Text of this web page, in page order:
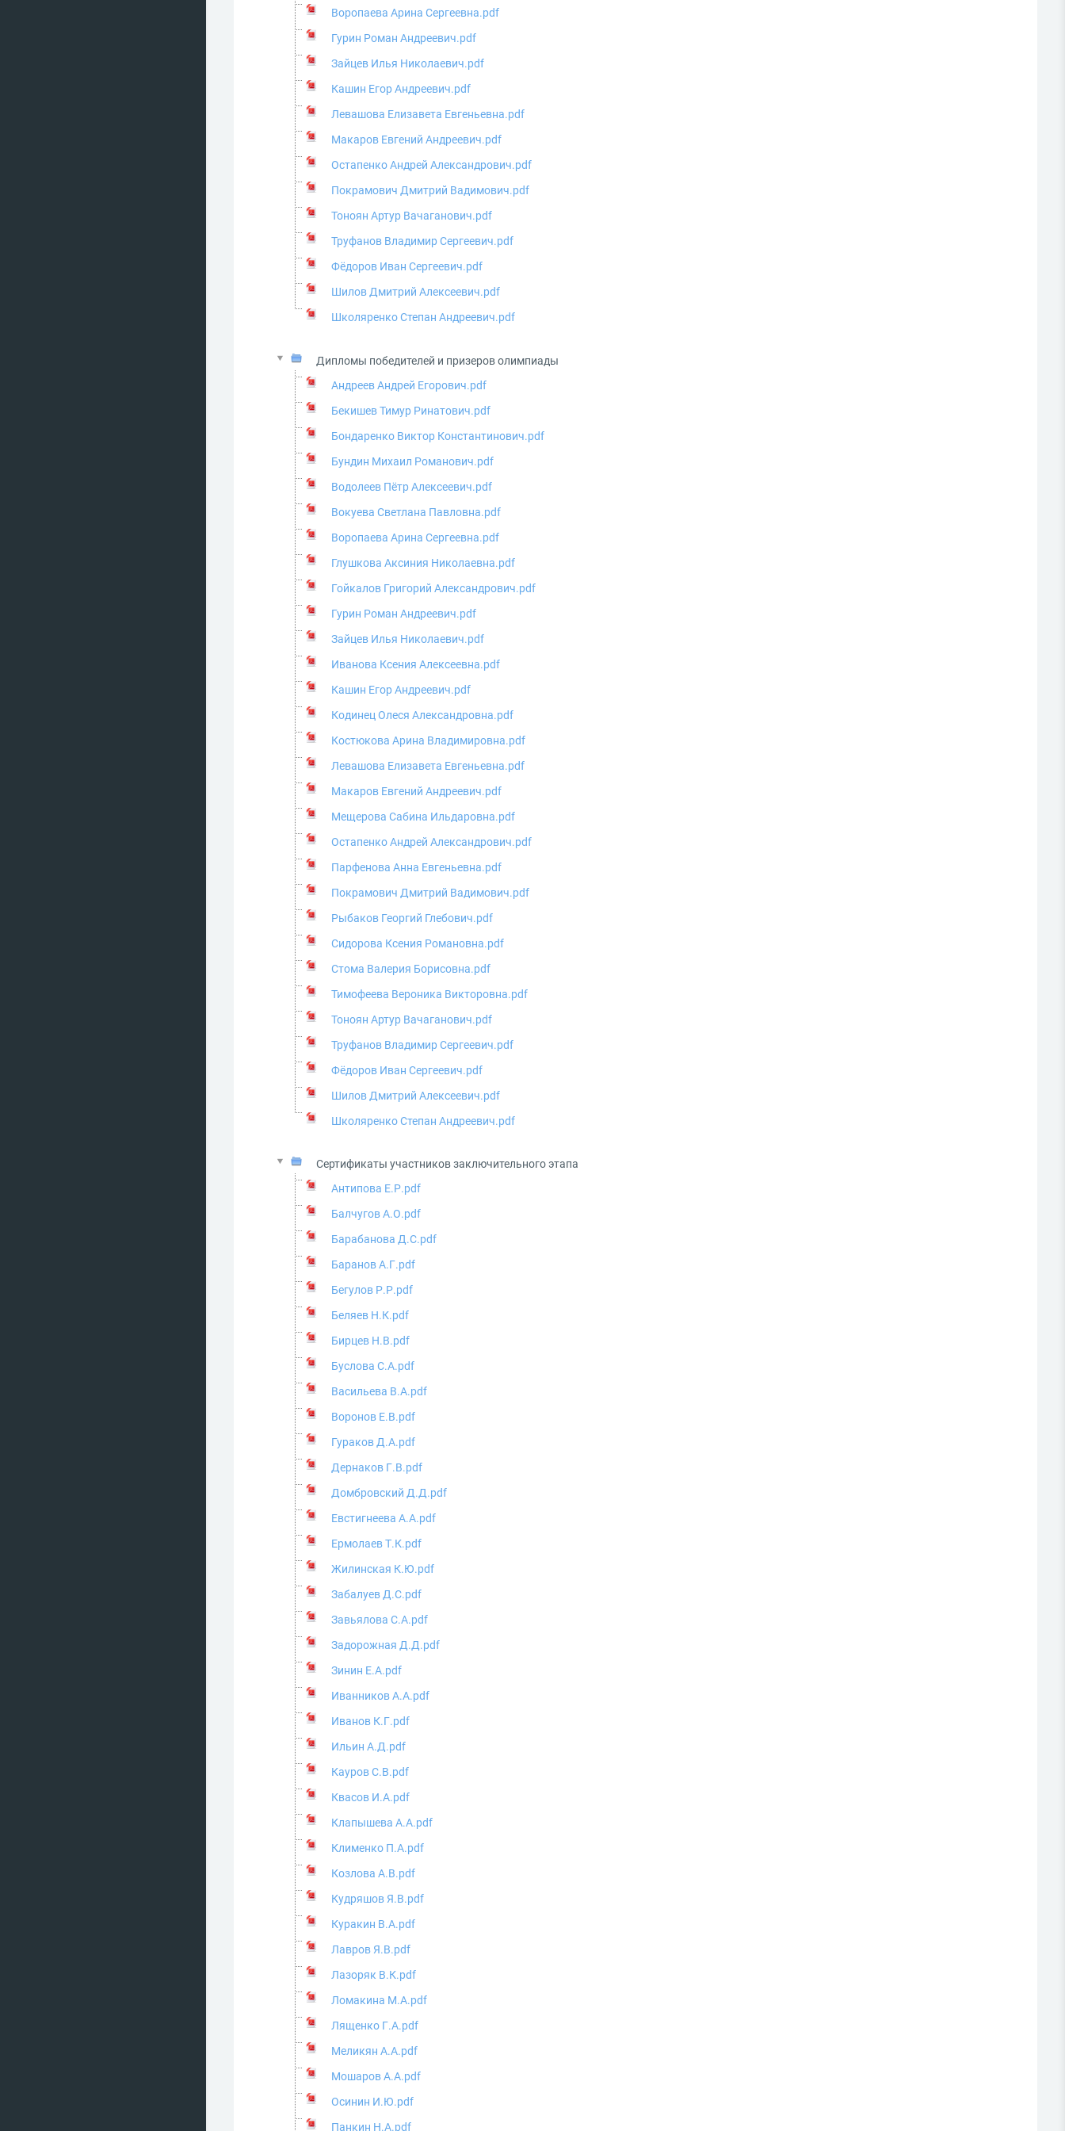
Воропаева Арина Сергеевна.pdf
Гурин Роман Андреевич.pdf
Зайцев Илья Николаевич.pdf
Кашин Егор Андреевич.pdf
Левашова Елизавета Евгеньевна.pdf
Макаров Евгений Андреевич.pdf
Остапенко Андрей Александрович.pdf
Покрамович Дмитрий Вадимович.pdf
Тоноян Артур Вачаганович.pdf
Труфанов Владимир Сергеевич.pdf
Фёдоров Иван Сергеевич.pdf
Шилов Дмитрий Алексеевич.pdf
Школяренко Степан Андреевич.pdf
Дипломы победителей и призеров олимпиады
Андреев Андрей Егорович.pdf
Бекишев Тимур Ринатович.pdf
Бондаренко Виктор Константинович.pdf
Бундин Михаил Романович.pdf
Водолеев Пётр Алексеевич.pdf
Вокуева Светлана Павловна.pdf
Воропаева Арина Сергеевна.pdf
Глушкова Аксиния Николаевна.pdf
Гойкалов Григорий Александрович.pdf
Гурин Роман Андреевич.pdf
Зайцев Илья Николаевич.pdf
Иванова Ксения Алексеевна.pdf
Кашин Егор Андреевич.pdf
Кодинец Олеся Александровна.pdf
Костюкова Арина Владимировна.pdf
Левашова Елизавета Евгеньевна.pdf
Макаров Евгений Андреевич.pdf
Мещерова Сабина Ильдаровна.pdf
Остапенко Андрей Александрович.pdf
Парфенова Анна Евгеньевна.pdf
Покрамович Дмитрий Вадимович.pdf
Рыбаков Георгий Глебович.pdf
Сидорова Ксения Романовна.pdf
Стома Валерия Борисовна.pdf
Тимофеева Вероника Викторовна.pdf
Тоноян Артур Вачаганович.pdf
Труфанов Владимир Сергеевич.pdf
Фёдоров Иван Сергеевич.pdf
Шилов Дмитрий Алексеевич.pdf
Школяренко Степан Андреевич.pdf
Сертификаты участников заключительного этапа
Антипова Е.Р.pdf
Балчугов А.О.pdf
Барабанова Д.С.pdf
Баранов А.Г.pdf
Бегулов Р.Р.pdf
Беляев Н.К.pdf
Бирцев Н.В.pdf
Буслова С.А.pdf
Васильева В.А.pdf
Воронов Е.В.pdf
Гураков Д.А.pdf
Дернаков Г.В.pdf
Домбровский Д.Д.pdf
Евстигнеева А.А.pdf
Ермолаев Т.К.pdf
Жилинская К.Ю.pdf
Забалуев Д.С.pdf
Завьялова С.А.pdf
Задорожная Д.Д.pdf
Зинин Е.А.pdf
Иванников А.А.pdf
Иванов К.Г.pdf
Ильин А.Д.pdf
Кауров С.В.pdf
Квасов И.А.pdf
Клапышева А.А.pdf
Клименко П.А.pdf
Козлова А.В.pdf
Кудряшов Я.В.pdf
Куракин В.А.pdf
Лавров Я.В.pdf
Лазоряк В.К.pdf
Ломакина М.А.pdf
Лященко Г.А.pdf
Меликян А.А.pdf
Мошаров А.А.pdf
Осинин И.Ю.pdf
Панкин Н.А.pdf